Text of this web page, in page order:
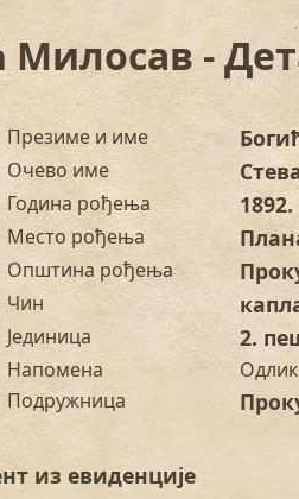
Милосав -
Презиме и име
Очево име
Година рођења 1892.
Место рођења
Општина рођења
Чин
Јединица 2.
Напомена
Подружница
из евиденције